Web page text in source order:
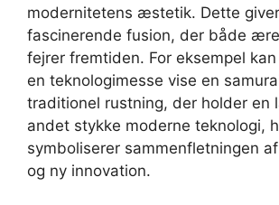
modernitetens æstetik. Dette
fascinerende fusion, der både
fejrer fremtiden. For eksempel
en teknologimesse vise en
traditionel rustning, der holder en
andet stykke moderne teknologi,
symboliserer sammenfletningen
og ny innovation.